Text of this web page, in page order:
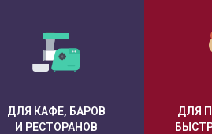
ДЛЯ КАФЕ, БАРОВ
И РЕСТОРАНОВ
ДЛЯ